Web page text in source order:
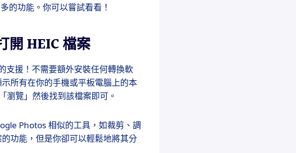
的功能。你可以嘗試看看！
開 HEIC 檔案
支援！不需要額外安裝任何轉換軟
所有在你的手機或平板電腦上的本
瀏覽」然後找到該檔案即可。
Photos 相似的工具，如裁剪、調
功能，但是你卻可以輕鬆地將其分